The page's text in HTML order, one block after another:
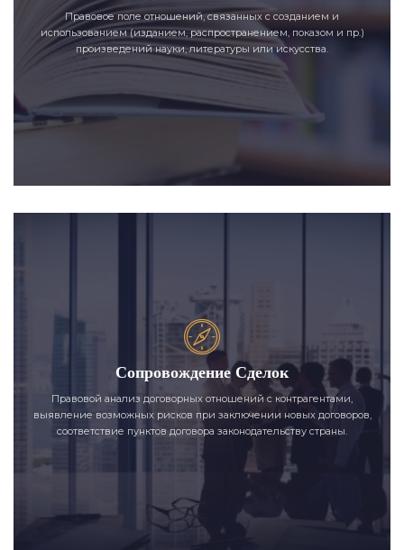
Правовое поле отношений, связанных с созданием и
использованием (изданием, распространением, показом и пр.)
произведений науки, литературы или искусства.
Сопровождение Сделок
Правовой анализ договорных отношений с контрагентами,
выявление возможных рисков при заключении новых договоров,
соответствие пунктов договора законодательству страны.